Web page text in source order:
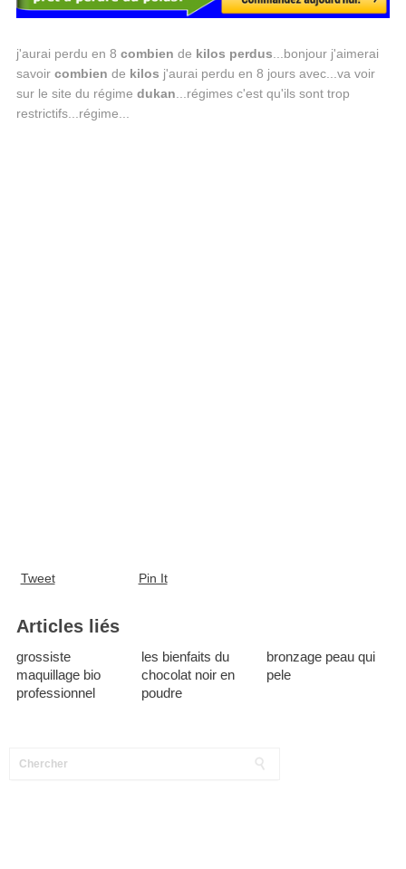
j'aurai perdu en 8 combien de kilos perdus...bonjour j'aimerai
savoir combien de kilos j'aurai perdu en 8 jours avec...va voir
sur le site du régime dukan...régimes c'est qu'ils sont trop
restrictifs...régime...
Tweet Pin It
Articles liés
grossiste
maquillage bio
professionnel
les bienfaits du
chocolat noir en
poudre
bronzage peau qui
pele